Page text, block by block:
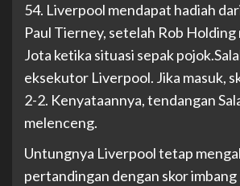
54. Liverpool mendapat hadiah
Paul Tierney, setelah Rob
Jota ketika situasi sepak
eksekutor Liverpool. Jika masuk,
2-2. Kenyataannya, tendangan
melenceng.
Untungnya Liverpool tetap
pertandingan dengan skor